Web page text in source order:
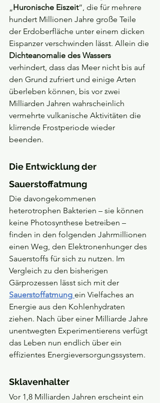
Huronische Eiszeit“, die für mehrere
hundert Millionen Jahre große Teile
der Erdoberfläche unter einem dicken
Eispanzer verschwinden lässt. Allein die
Dichteanomalie des Wassers
verhindert, dass das Meer nicht bis auf
den Grund zufriert und einige Arten
überleben können, bis vor zwei
Milliarden Jahren wahrscheinlich
vermehrte vulkanische Aktivitäten die
klirrende Frostperiode wieder
beenden.
Die Entwicklung der
Sauerstoffatmung
Die davongekommenen
heterotrophen Bakterien – sie können
keine Photosynthese betreiben –
finden in den folgenden Jahrmillionen
einen Weg, den Elektronenhunger des
Sauerstoffs für sich zu nutzen. Im
Vergleich zu den bisherigen
Gärprozessen lässt sich mit der
Sauerstoffatmung ein Vielfaches an
Energie aus den Kohlenhydraten
ziehen. Nach über einer Milliarde Jahre
unentwegten Experimentierens verfügt
das Leben nun endlich über ein
effizientes Energieversorgungssystem.
Sklavenhalter
Vor 1,8 Milliarden Jahren erscheint ein